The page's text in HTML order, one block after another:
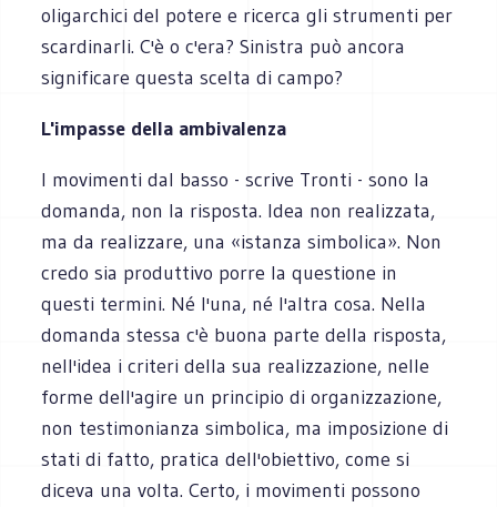
oligarchici del potere e ricerca gli strumenti per
scardinarli. C'è o c'era? Sinistra può ancora
significare questa scelta di campo?
L'impasse della ambivalenza
I movimenti dal basso - scrive Tronti - sono la
domanda, non la risposta. Idea non realizzata,
ma da realizzare, una «istanza simbolica». Non
credo sia produttivo porre la questione in
questi termini. Né l'una, né l'altra cosa. Nella
domanda stessa c'è buona parte della risposta,
nell'idea i criteri della sua realizzazione, nelle
forme dell'agire un principio di organizzazione,
non testimonianza simbolica, ma imposizione di
stati di fatto, pratica dell'obiettivo, come si
diceva una volta. Certo, i movimenti possono